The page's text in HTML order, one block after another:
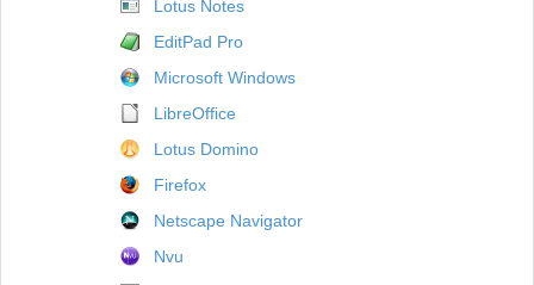
Lotus Notes
EditPad Pro
Microsoft Windows
LibreOffice
Lotus Domino
Firefox
Netscape Navigator
Nvu